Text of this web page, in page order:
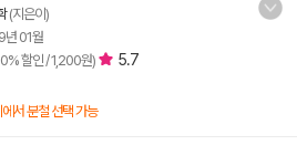
(지은이)
년 01월
할인 / 1,200원)
5.7
서 분철 선택 가능